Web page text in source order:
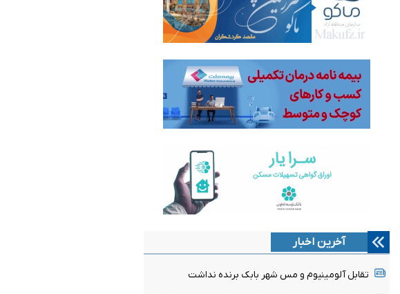
آخرین اخبار
تقابل آلومینیوم و مس شهر بابک برنده نداشت